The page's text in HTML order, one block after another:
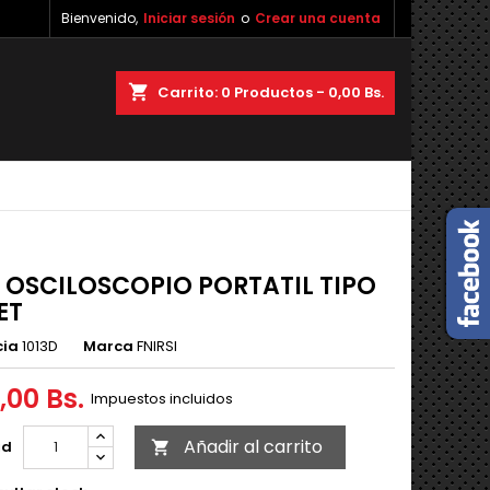
Bienvenido, Iniciar sesión o Crear una cuenta
shopping_cart Carrito: 0 Productos - 0,00 Bs.
OSCILOSCOPIO PORTATIL TIPO
1013D Marca FNIRSI
Bs. Impuestos incluidos
 Añadir al carrito